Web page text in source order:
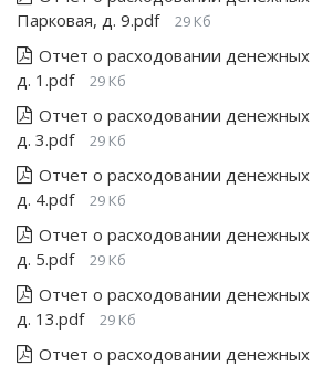
Парковая, д. 9.pdf
29 Кб
Отчет о расходовании денежных
д. 1.pdf
29 Кб
Отчет о расходовании денежных
д. 3.pdf
29 Кб
Отчет о расходовании денежных
д. 4.pdf
29 Кб
Отчет о расходовании денежных
д. 5.pdf
29 Кб
Отчет о расходовании денежных
д. 13.pdf
29 Кб
Отчет о расходовании денежных